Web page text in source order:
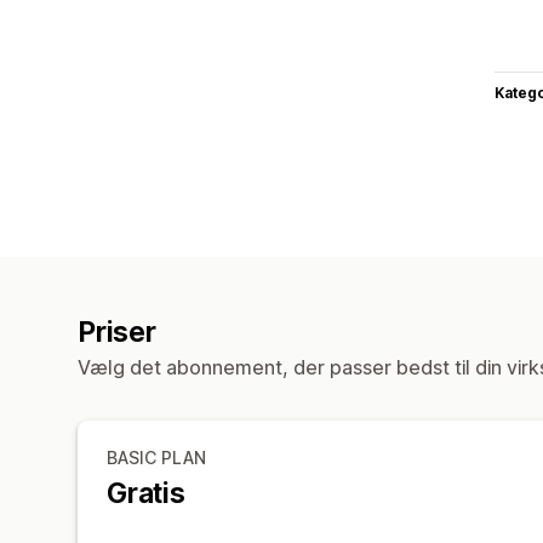
Priser
Vælg det abonnement, der passer bedst til din
BASIC PLAN
Gratis